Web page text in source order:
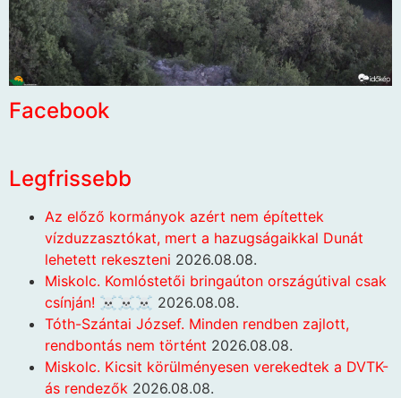
Facebook
Legfrissebb
Az előző kormányok azért nem építettek
vízduzzasztókat, mert a hazugságaikkal Dunát
lehetett rekeszteni 2026.08.08.
Miskolc. Komlóstetői bringaúton országútival csak
csínján! ☠️☠️☠️ 2026.08.08.
Tóth-Szántai József. Minden rendben zajlott,
rendbontás nem történt 2026.08.08.
Miskolc. Kicsit körülményesen verekedtek a DVTK-
ás rendezők 2026.08.08.